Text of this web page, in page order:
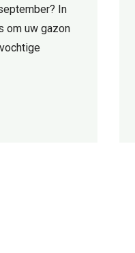
In
om uw gazon